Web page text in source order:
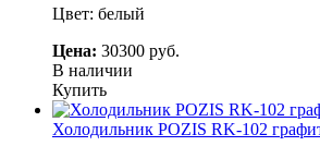
Цвет: белый
Цена: 30300 руб.
В наличии
Купить
Холодильник POZIS RK-102